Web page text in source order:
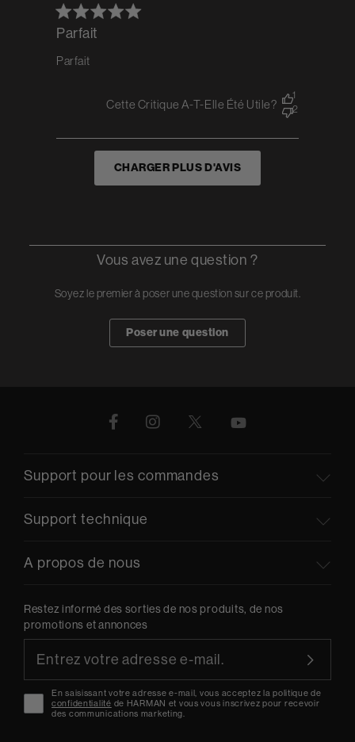
Parfait
Parfait
Cette Critique A-T-Elle Été Utile?
1
2
CHARGER PLUS D'AVIS
Vous avez une question ?
Soyez le premier à poser une question sur ce produit.
Poser une question
Support pour les commandes
Support technique
A propos de nous
Restez informé des sorties de nos produits, de nos
promotions et annonces
En saisissant votre adresse e-mail, vous acceptez la politique de
confidentialité de HARMAN et vous vous inscrivez pour recevoir
des communications marketing.